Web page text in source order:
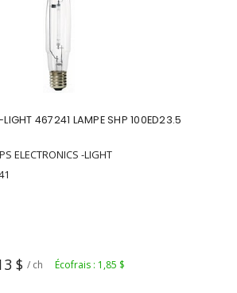
LIGHT 467241 LAMPE SHP 100ED23.5
ELECTRONICS -LIGHT
$ / ch Écofrais : 1,85 $